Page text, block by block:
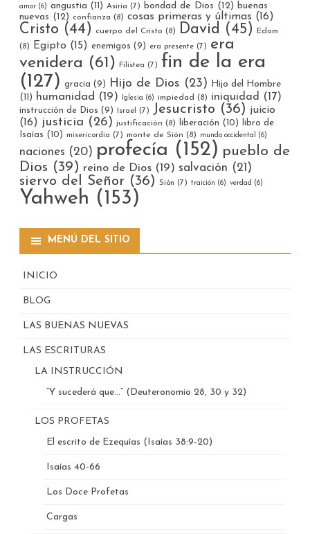
amor (6) angustia (11) Asiria (7) bondad de Dios (12) buenas
nuevas (12) confianza (8) cosas primeras y últimas (16)
Cristo (44) cuerpo del Cristo (8) David (45)
Edom
(8) Egipto (15) enemigos (9) era presente (7) era
venidera (61) Filistea (7) fin de la era
(127) gracia (9) Hijo de Dios (23)
Hijo del Hombre
(11)
humanidad (19) Iglesia (6) impiedad (8) iniquidad (17)
instrucción de Dios (9) Israel (7) Jesucristo (36) juicio
(16) justicia (26) justificación (8) liberación (10)
libro de
Isaías (10) misericordia (7) monte de Sión (8) mundo occidental (6)
naciones (20) profecía (152) pueblo de
Dios (39) reino de Dios (19) salvación (21)
siervo del Señor (36) Sión (7) traición (6) verdad (6)
Yahweh (153)
MENÚ DEL SITIO
INICIO
BLOG
LAS BUENAS NUEVAS
LAS ESCRITURAS
LA INSTRUCCIÓN
“Y sucederá que…” (Deuteronomio 28, 30 y 32)
LOS PROFETAS
El escrito de Ezequías (Isaías 38:9-20)
Isaías 40-66
Los Doce Profetas
Cargas